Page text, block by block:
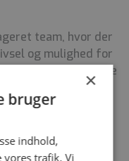
team, hvor der
og mulighed for
vi os til at høre
[navn] på
din ansøgning og
×
bruger
indhold,
vores trafik. Vi